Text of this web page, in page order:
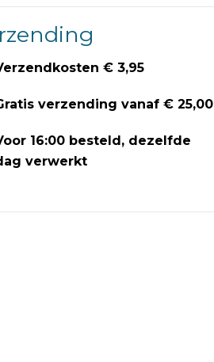
€ 3,95
verzending vanaf € 25,00
16:00 besteld, dezelfde
verwerkt